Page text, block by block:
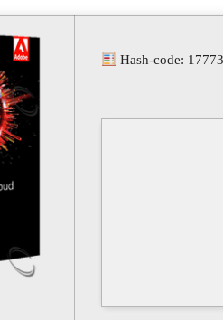
Hash-code: